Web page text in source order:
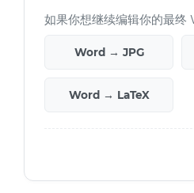
如果你想继续编辑你的最终
Word → JPG
Word → LaTeX